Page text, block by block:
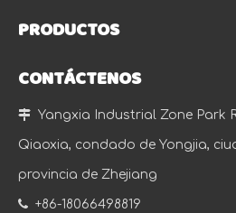
PRODUCTOS
CONTÁCTENOS
 Yangxia Industrial Zone Park
Qiaoxia, condado de Yongjia,
provincia de Zhejiang
 +86-18066498819